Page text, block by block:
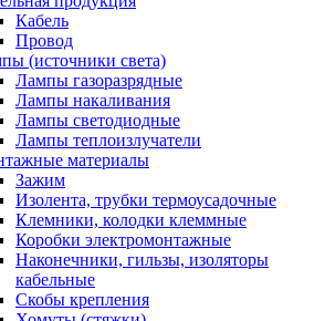
Кабель
Провод
(источники света)
Лампы газоразрядные
Лампы накаливания
Лампы светодиодные
Лампы теплоизлучатели
материалы
Зажим
Изолента, трубки термоусадочные
Клемники, колодки клеммные
Коробки электромонтажные
Наконечники, гильзы, изоляторы
кабельные
Скобы крепления